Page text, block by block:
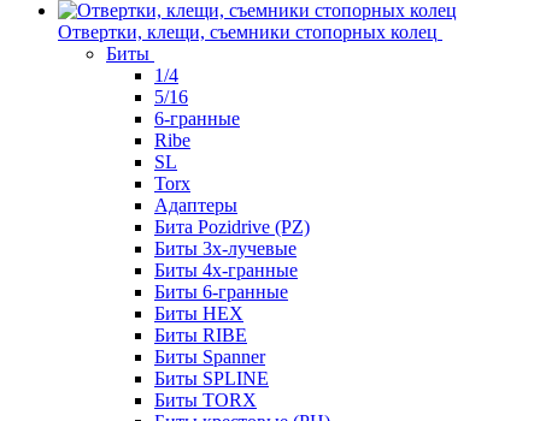
Отвертки, клещи, съемники стопорных колец
Биты
1/4
5/16
6-гранные
Ribe
SL
Torx
Адаптеры
Бита Pozidrive (PZ)
Биты 3х-лучевые
Биты 4х-гранные
Биты 6-гранные
Биты HEX
Биты RIBE
Биты Spanner
Биты SPLINE
Биты TORX